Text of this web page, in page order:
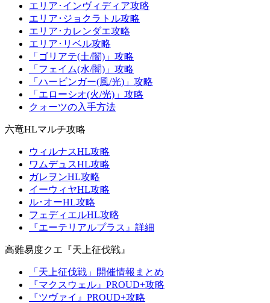
エリア･インヴィディア攻略
エリア･ジョクラトル攻略
エリア･カレンダエ攻略
エリア･リベル攻略
「ゴリアテ(土/闇)」攻略
「フェイム(水/闇)」攻略
「ハービンガー(風/光)」攻略
「エローシオ(火/光)」攻略
クォーツの入手方法
六竜HLマルチ攻略
ウィルナスHL攻略
ワムデュスHL攻略
ガレヲンHL攻略
イーウィヤHL攻略
ル･オーHL攻略
フェディエルHL攻略
『エーテリアルプラス』詳細
高難易度クエ『天上征伐戦』
「天上征伐戦」開催情報まとめ
『マクスウェル』PROUD+攻略
『ツヴァイ』PROUD+攻略